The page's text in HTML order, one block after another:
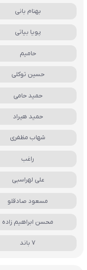
بهنام بانی
پویا بیاتی
حامیم
حسین توکلی
حمید حامی
حمید هیراد
شهاب مظفری
راغب
علی لهراسبی
مسعود صادقلو
محسن ابراهیم زاده
7 باند